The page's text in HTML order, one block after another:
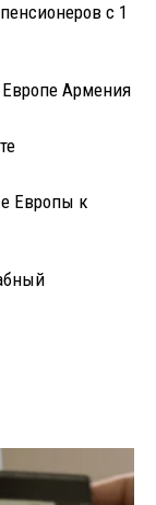
с 1
Армения
Европы к